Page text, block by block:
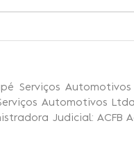
Serviços
Automotivos
Judicial: ACFB